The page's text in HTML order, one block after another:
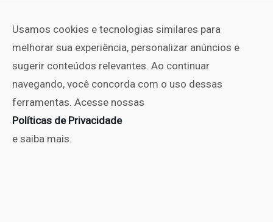
Usamos cookies e tecnologias similares para
melhorar sua experiência, personalizar anúncios e
sugerir conteúdos relevantes. Ao continuar
navegando, você concorda com o uso dessas
ferramentas. Acesse nossas
Políticas de Privacidade
e saiba mais.